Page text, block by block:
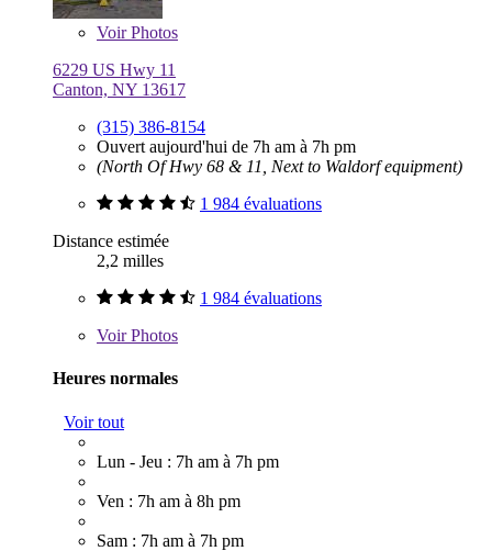
VoirPhotos
6229 US Hwy 11
Canton, NY 13617
(315) 386-8154
Ouvert aujourd'hui de 7h am à 7h pm
(North Of Hwy 68 & 11, Next to Waldorf equipment)
1 984 évaluations
Distance estimée
2,2 milles
1 984 évaluations
VoirPhotos
Heures normales
Voir tout
Lun - Jeu : 7h am à 7h pm
Ven : 7h am à 8h pm
Sam : 7h am à 7h pm